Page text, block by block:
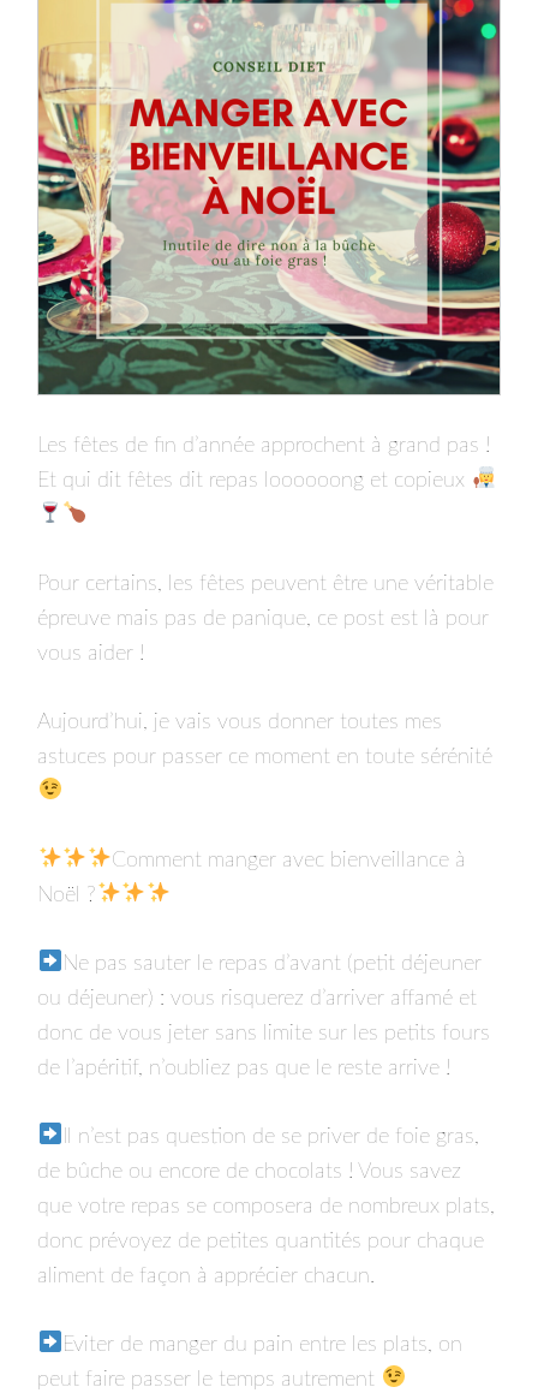
Les fêtes de fin d’année approchent à grand pas !
Et qui dit fêtes dit repas loooooong et copieux
Pour certains, les fêtes peuvent être une véritable
épreuve mais pas de panique, ce post est là pour
vous aider !
Aujourd’hui, je vais vous donner toutes mes
astuces pour passer ce moment en toute sérénité
Comment manger avec bienveillance à
Noël ?
Ne pas sauter le repas d’avant (petit déjeuner
ou déjeuner) : vous risquerez d’arriver affamé et
donc de vous jeter sans limite sur les petits fours
de l’apéritif, n’oubliez pas que le reste arrive !
Il n’est pas question de se priver de foie gras,
de bûche ou encore de chocolats ! Vous savez
que votre repas se composera de nombreux plats,
donc prévoyez de petites quantités pour chaque
aliment de façon à apprécier chacun.
Eviter de manger du pain entre les plats, on
peut faire passer le temps autrement